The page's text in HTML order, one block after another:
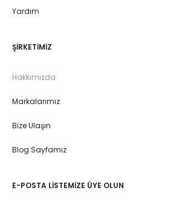
Yardım
ŞIRKETIMIZ
Hakkımızda
Markalarımız
Bize Ulaşın
Blog Sayfamız
E-POSTA LISTEMIZE ÜYE OLUN